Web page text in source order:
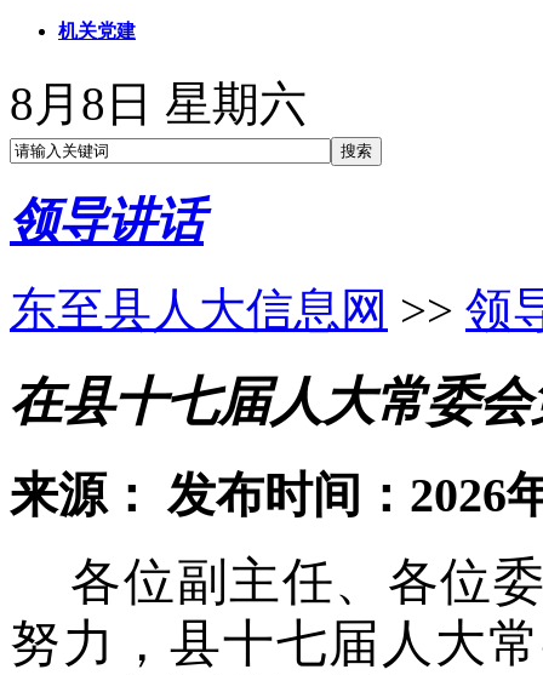
机关党建
8月8日 星期六
领导讲话
东至县人大信息网 >> 领
在县十七届人大常委
来源： 发布时间：2026
各位副主任、各位
努力，县十七届人大